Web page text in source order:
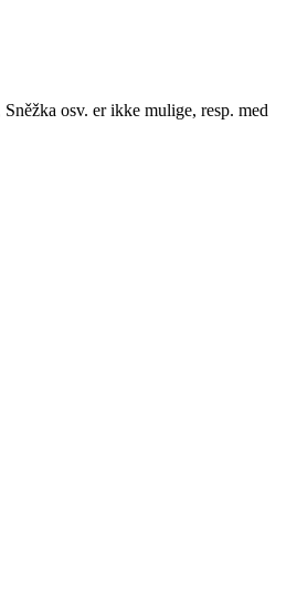
osv. er ikke mulige, resp. med